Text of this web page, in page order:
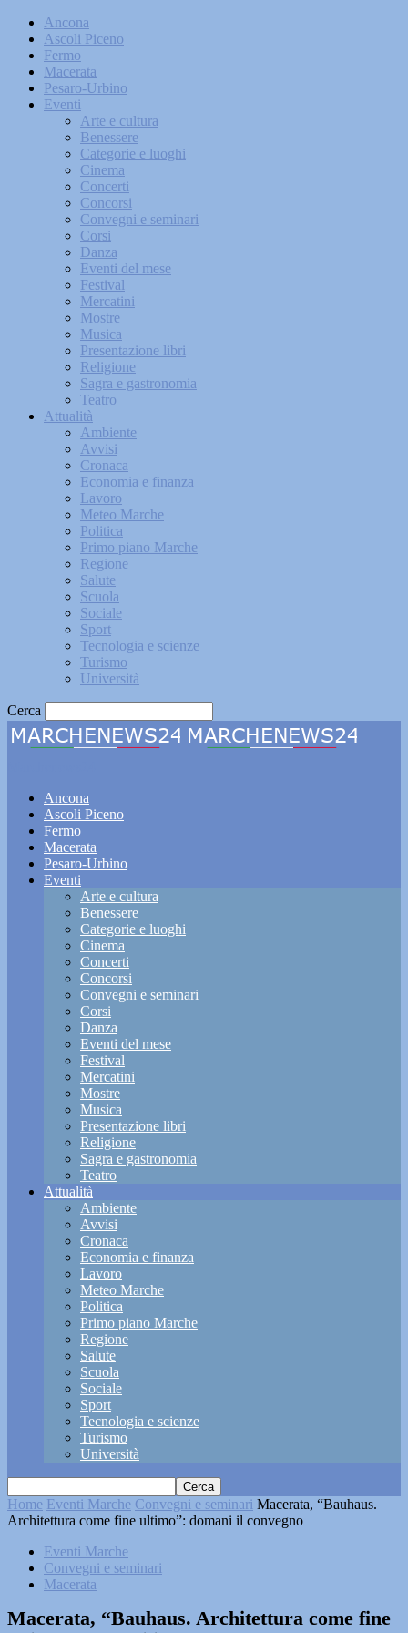
Ancona
Ascoli Piceno
Fermo
Macerata
Pesaro-Urbino
Eventi
Arte e cultura
Benessere
Categorie e luoghi
Cinema
Concerti
Concorsi
Convegni e seminari
Corsi
Danza
Eventi del mese
Festival
Mercatini
Mostre
Musica
Presentazione libri
Religione
Sagra e gastronomia
Teatro
Attualità
Ambiente
Avvisi
Cronaca
Economia e finanza
Lavoro
Meteo Marche
Politica
Primo piano Marche
Regione
Salute
Scuola
Sociale
Sport
Tecnologia e scienze
Turismo
Università
Cerca
Ancona
Ascoli Piceno
Fermo
Macerata
Pesaro-Urbino
Eventi
Arte e cultura
Benessere
Categorie e luoghi
Cinema
Concerti
Concorsi
Convegni e seminari
Corsi
Danza
Eventi del mese
Festival
Mercatini
Mostre
Musica
Presentazione libri
Religione
Sagra e gastronomia
Teatro
Attualità
Ambiente
Avvisi
Cronaca
Economia e finanza
Lavoro
Meteo Marche
Politica
Primo piano Marche
Regione
Salute
Scuola
Sociale
Sport
Tecnologia e scienze
Turismo
Università
Home Eventi Marche Convegni e seminari Macerata, “Bauhaus.
Architettura come fine ultimo”: domani il convegno
Eventi Marche
Convegni e seminari
Macerata
Macerata, “Bauhaus. Architettura come fine